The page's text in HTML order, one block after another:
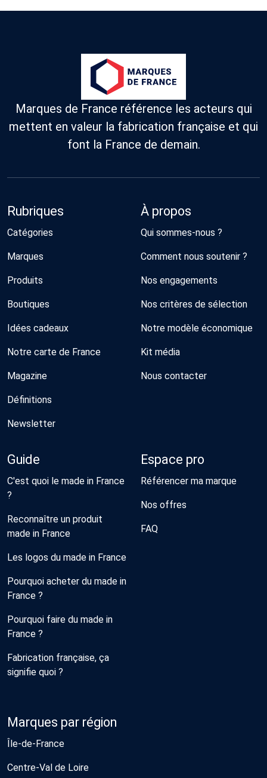
Marques de France référence les acteurs qui
mettent en valeur la fabrication française et qui
font la France de demain.
Rubriques
Catégories
Marques
Produits
Boutiques
Idées cadeaux
Notre carte de France
Magazine
Définitions
Newsletter
À propos
Qui sommes-nous ?
Comment nous soutenir ?
Nos engagements
Nos critères de sélection
Notre modèle économique
Kit média
Nous contacter
Guide
C'est quoi le made in France
?
Reconnaître un produit
made in France
Les logos du made in France
Pourquoi acheter du made in
France ?
Pourquoi faire du made in
France ?
Fabrication française, ça
signifie quoi ?
Espace pro
Référencer ma marque
Nos offres
FAQ
Marques par région
Île-de-France
Centre-Val de Loire